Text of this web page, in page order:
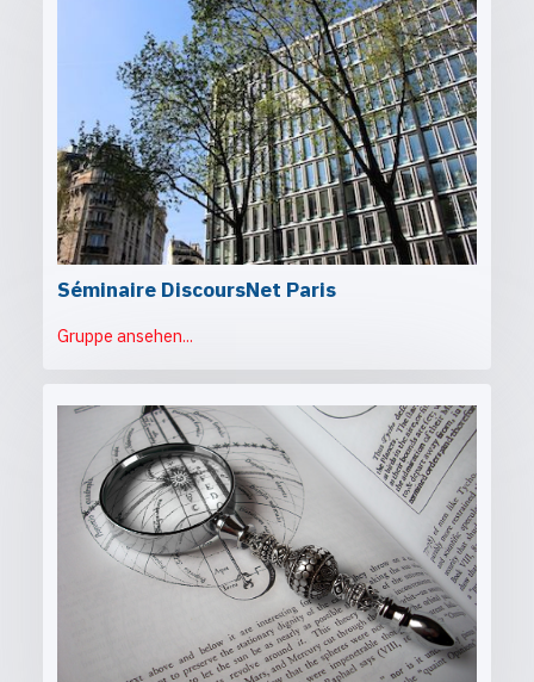
Séminaire DiscoursNet Paris
Gruppe ansehen...